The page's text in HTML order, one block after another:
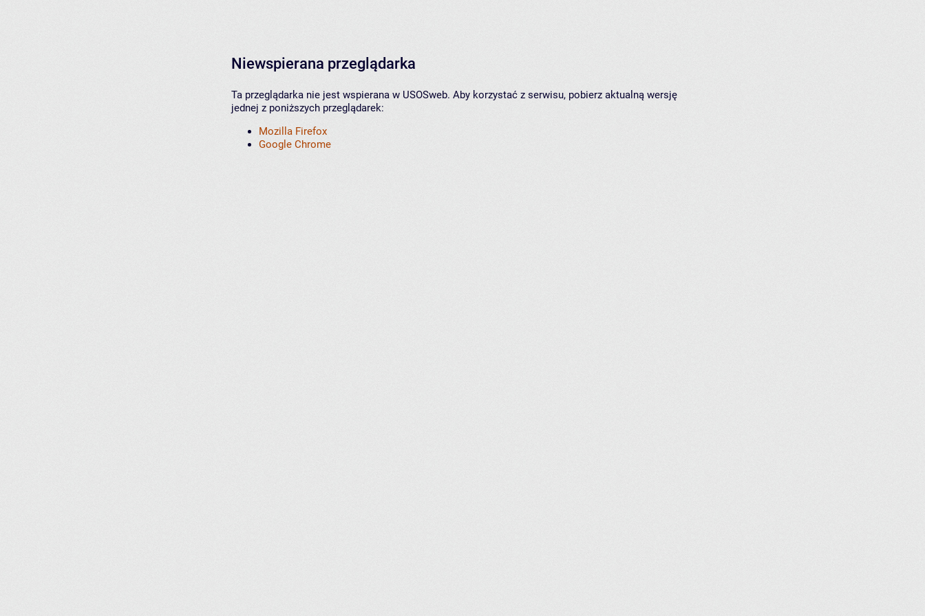
Niewspierana przeglądarka
Ta przeglądarka nie jest wspierana w USOSweb. Aby korzystać z serwisu, pobierz aktualną wersję
jednej z poniższych przeglądarek:
Mozilla Firefox
Google Chrome